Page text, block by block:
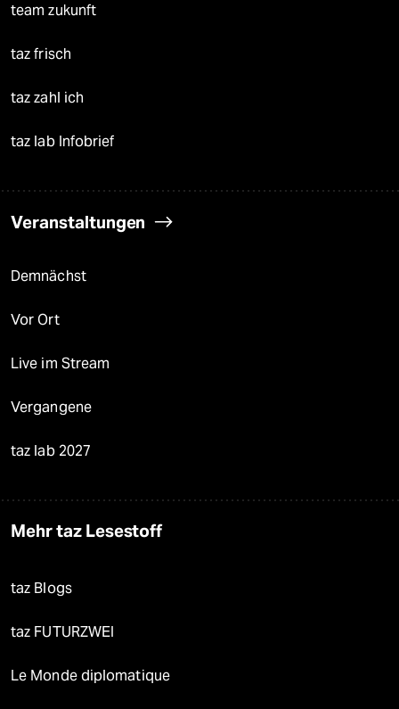
team zukunft
taz frisch
taz zahl ich
taz lab Infobrief
Veranstaltungen
Demnächst
Vor Ort
Live im Stream
Vergangene
taz lab 2027
Mehr taz Lesestoff
taz Blogs
taz FUTURZWEI
Le Monde diplomatique